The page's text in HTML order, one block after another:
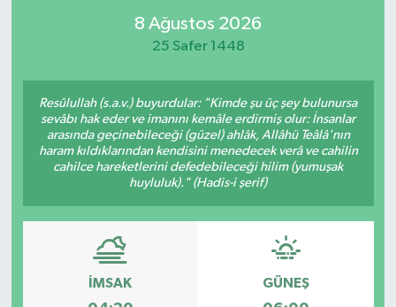
8 Ağustos 2026
25 Safer 1448
Resûlullah (s.a.v.) buyurdular: "Kimde şu üç şey bulunursa
sevâbı hak eder ve imanını kemâle erdirmiş olur: İnsanlar
arasında geçinebileceği (güzel) ahlâk, Allâhü Teâlâ'nın
haram kıldıklarından kendisini menedecek verâ ve cahilin
cahilce hareketlerini defedebileceği hilim (yumuşak
huyluluk)." (Hadis-i şerif)
İMSAK GÜNEŞ